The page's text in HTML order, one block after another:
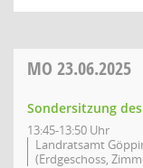
MO 23.06.2025
Sondersitzung
13:45-13:50 Uhr
Landratsamt
(Erdgeschoss,